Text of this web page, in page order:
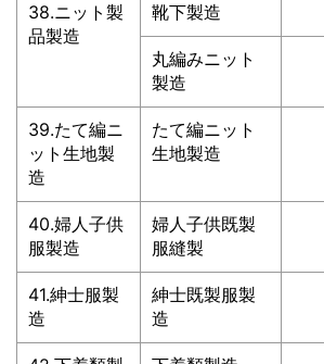
38.ニット製
品製造
靴下製造
丸編みニット
製造
39.たて編ニ
ット生地製
造
たて編ニット
生地製造
40.婦人子供
服製造
婦人子供既製
服縫製
41.紳士服製
造
紳士既製服製
造